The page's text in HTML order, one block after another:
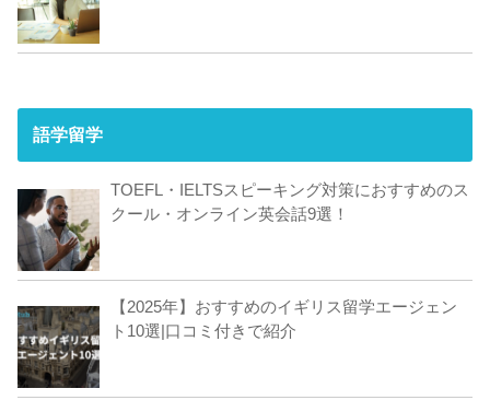
語学留学
TOEFL・IELTSスピーキング対策におすすめのス
クール・オンライン英会話9選！
【2025年】おすすめのイギリス留学エージェン
ト10選|口コミ付きで紹介